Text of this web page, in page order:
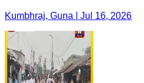
Kumbhraj, Guna | Jul 16, 2026